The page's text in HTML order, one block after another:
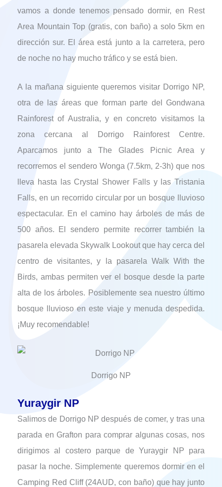
vamos a donde tenemos pensado dormir, en Rest
Area Mountain Top (gratis, con baño) a solo 5km en
dirección sur. El área está junto a la carretera, pero
de noche no hay mucho tráfico y se está bien.
A la mañana siguiente queremos visitar Dorrigo NP,
otra de las áreas que forman parte del Gondwana
Rainforest of Australia, y en concreto visitamos la
zona cercana al Dorrigo Rainforest Centre.
Aparcamos junto a The Glades Picnic Area y
recorremos el sendero Wonga (7.5km, 2-3h) que nos
lleva hasta las Crystal Shower Falls y las Tristania
Falls, en un recorrido circular por un bosque lluvioso
espectacular. En el camino hay árboles de más de
500 años. El sendero permite recorrer también la
pasarela elevada Skywalk Lookout que hay cerca del
centro de visitantes, y la pasarela Walk With the
Birds, ambas permiten ver el bosque desde la parte
alta de los árboles. Posiblemente sea nuestro último
bosque lluvioso en este viaje y menuda despedida.
¡Muy recomendable!
Dorrigo NP
Yuraygir NP
Salimos de Dorrigo NP después de comer, y tras una
parada en Grafton para comprar algunas cosas, nos
dirigimos al costero parque de Yuraygir NP para
pasar la noche. Simplemente queremos dormir en el
Camping Red Cliff (24AUD, con baño) que hay junto